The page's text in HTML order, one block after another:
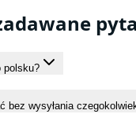
polsku?
bez wysyłania